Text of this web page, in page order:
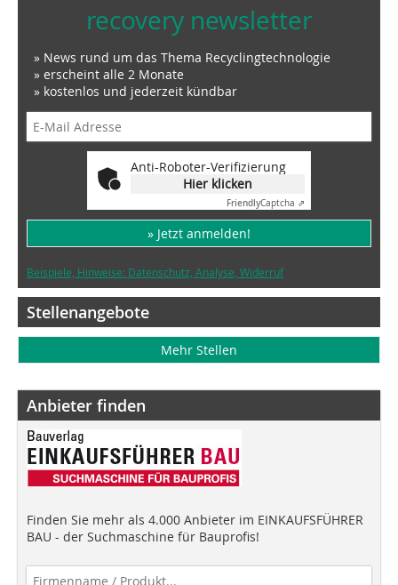
recovery newsletter
» News rund um das Thema Recyclingtechnologie
» erscheint alle 2 Monate
» kostenlos und jederzeit kündbar
Anti-Roboter-Verifizierung
Hier klicken
FriendlyCaptcha ⇗
» Jetzt anmelden!
Beispiele, Hinweise: Datenschutz, Analyse, Widerruf
Stellenangebote
Mehr Stellen
Anbieter finden
Finden Sie mehr als 4.000 Anbieter im EINKAUFSFÜHRER
BAU - der Suchmaschine für Bauprofis!